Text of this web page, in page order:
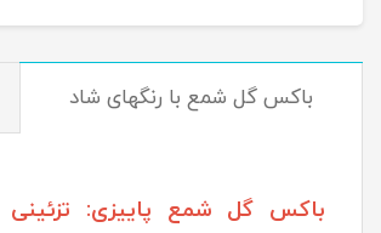
باکس گل شمع با رنگهای شاد
باکس گل شمع پاییزی: تزئینی